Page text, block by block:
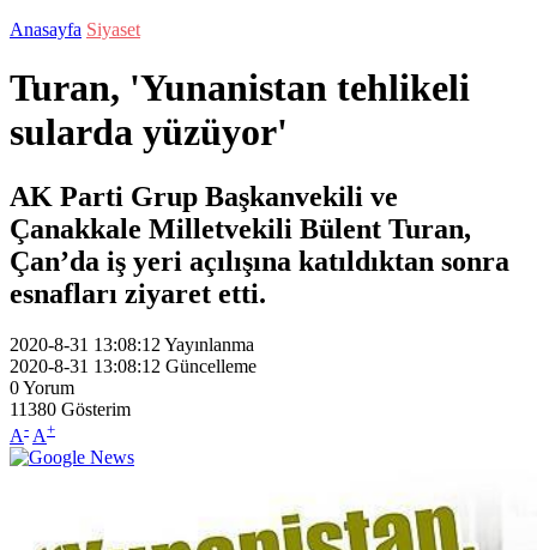
Anasayfa Siyaset
Turan, 'Yunanistan tehlikeli
sularda yüzüyor'
AK Parti Grup Başkanvekili ve
Çanakkale Milletvekili Bülent Turan,
Çan’da iş yeri açılışına katıldıktan sonra
esnafları ziyaret etti.
2020-8-31 13:08:12 Yayınlanma
2020-8-31 13:08:12 Güncelleme
0Yorum
11380 Gösterim
A- A+